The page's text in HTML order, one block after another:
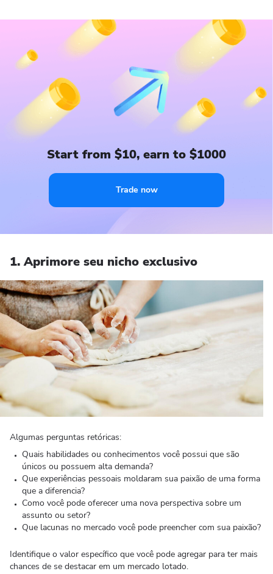
Start from $10, earn to $1000
Trade now
1. Aprimore seu nicho exclusivo
Algumas perguntas retóricas:
Quais habilidades ou conhecimentos você possui que são
únicos ou possuem alta demanda?
Que experiências pessoais moldaram sua paixão de uma forma
que a diferencia?
Como você pode oferecer uma nova perspectiva sobre um
assunto ou setor?
Que lacunas no mercado você pode preencher com sua paixão?
Identifique o valor específico que você pode agregar para ter mais
chances de se destacar em um mercado lotado.